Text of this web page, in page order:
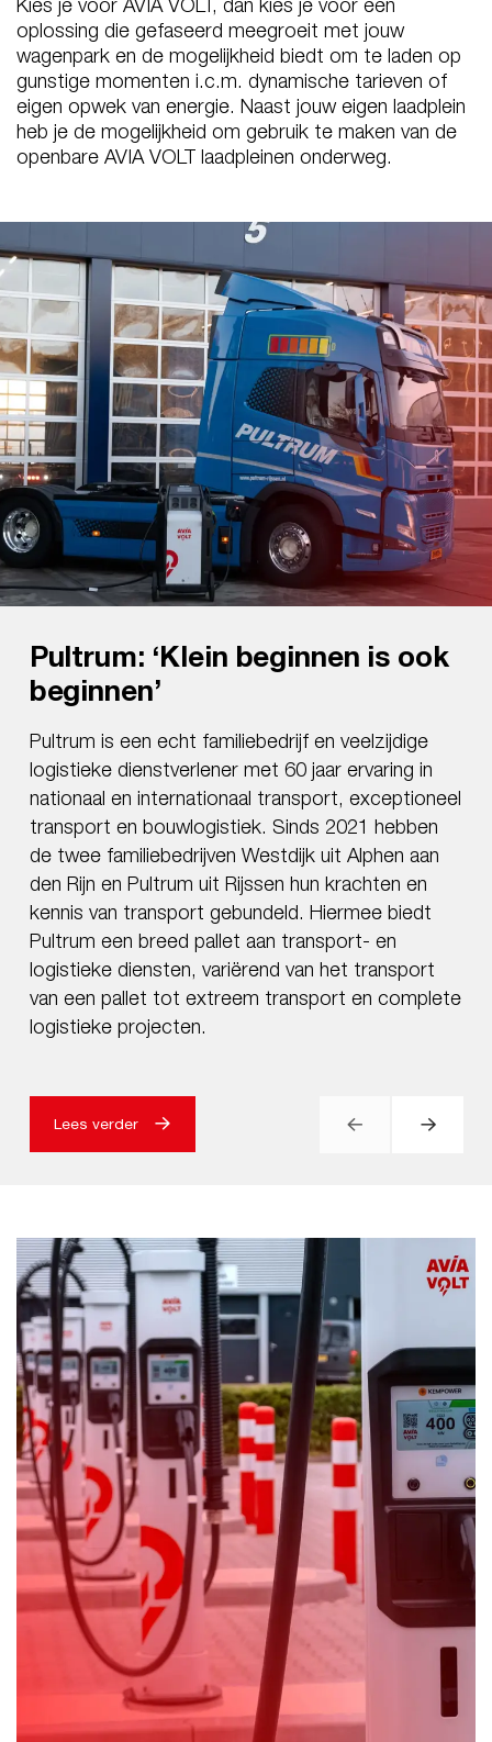
Kies je voor AVIA VOLT, dan kies je voor een
oplossing die gefaseerd meegroeit met jouw
wagenpark en de mogelijkheid biedt om te laden op
gunstige momenten i.c.m. dynamische tarieven of
eigen opwek van energie. Naast jouw eigen laadplein
heb je de mogelijkheid om gebruik te maken van de
openbare AVIA VOLT laadpleinen onderweg.
Pultrum: ‘Klein beginnen is ook
beginnen’
Pultrum is een echt familiebedrijf en veelzijdige
logistieke dienstverlener met 60 jaar ervaring in
nationaal en internationaal transport, exceptioneel
transport en bouwlogistiek. Sinds 2021 hebben
de twee familiebedrijven Westdijk uit Alphen aan
den Rijn en Pultrum uit Rijssen hun krachten en
kennis van transport gebundeld. Hiermee biedt
Pultrum een breed pallet aan transport- en
logistieke diensten, variërend van het transport
van een pallet tot extreem transport en complete
logistieke projecten.
Lees verder
Twente Milieu hard op weg naar
90% minder CO2-uitstoot in
Twente Milieu staat voor een schone en gezonde
leefomgeving. Continu werken aan een duurzame
organisatie en een duurzaam wagenpark is dan
ook vanzelfsprekend. Door onder andere het
tekenen van het convenant ‘Duurzame Voertuigen
en Brandstoffen’, heeft Twente Milieu al grote
stappen gezet en gaan ze de komende jaren nog
meer stappen zetten, met als uiteindelijk doel
minimaal 90% minder CO2-uitstoot in 2030.
Lees verder
Huuskes onderweg naar een
steeds groener wagenpark
Huuskes is totaalleverancier, producent en
kennispartner in eten en drinken voor de zorg en
bedrijfscatering. Al sinds 1956 werken ze met een
team van meer dan 1.000 medewerkers aan
lekker en gezond eten en drinken voor hun
klanten. Maatschappelijk Verantwoord
Ondernemen (MVO) heeft altijd al een belangrijke
rol binnen de bedrijfsvoering van Huuskes
gespeeld en duurzaamheid is hierin een steeds
belangrijker onderdeel geworden.
Lees verder